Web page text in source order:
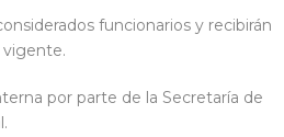
funcionarios y recibirán
vigente.
por parte de la Secretaría de